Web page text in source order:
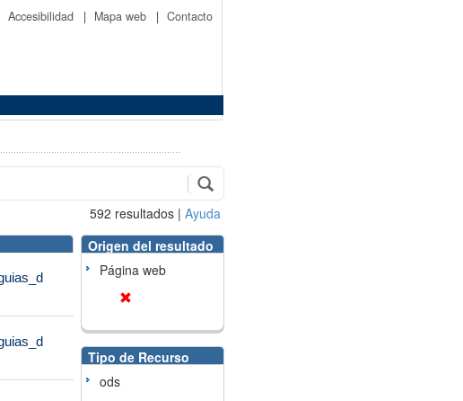
Accesibilidad | Mapa web | Contacto
592 resultados | Ayuda
Origen del resultado
Página web
Tipo de Recurso
ods